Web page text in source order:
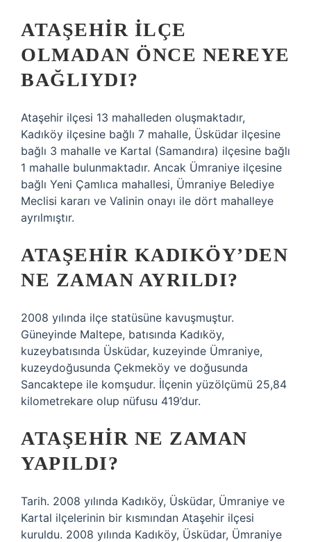
ATAŞEHIR ILÇE
OLMADAN ÖNCE NEREYE
BAĞLIYDI?
Ataşehir ilçesi 13 mahalleden oluşmaktadır,
Kadıköy ilçesine bağlı 7 mahalle, Üsküdar ilçesine
bağlı 3 mahalle ve Kartal (Samandıra) ilçesine bağlı
1 mahalle bulunmaktadır. Ancak Ümraniye ilçesine
bağlı Yeni Çamlıca mahallesi, Ümraniye Belediye
Meclisi kararı ve Valinin onayı ile dört mahalleye
ayrılmıştır.
ATAŞEHIR KADIKÖY’DEN
NE ZAMAN AYRILDI?
2008 yılında ilçe statüsüne kavuşmuştur.
Güneyinde Maltepe, batısında Kadıköy,
kuzeybatısında Üsküdar, kuzeyinde Ümraniye,
kuzeydoğusunda Çekmeköy ve doğusunda
Sancaktepe ile komşudur. İlçenin yüzölçümü 25,84
kilometrekare olup nüfusu 419’dur.
ATAŞEHIR NE ZAMAN
YAPILDI?
Tarih. 2008 yılında Kadıköy, Üsküdar, Ümraniye ve
Kartal ilçelerinin bir kısmından Ataşehir ilçesi
kuruldu. 2008 yılında Kadıköy, Üsküdar, Ümraniye